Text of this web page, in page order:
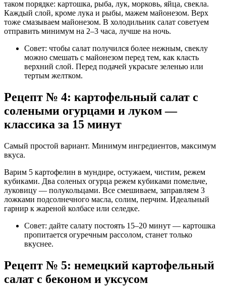
таком порядке: картошка, рыба, лук, морковь, яйца, свекла.
Каждый слой, кроме лука и рыбы, мажем майонезом. Верх
тоже смазываем майонезом. В холодильник салат советуем
отправить минимум на 2–3 часа, лучше на ночь.
Совет: чтобы салат получился более нежным, свеклу
можно смешать с майонезом перед тем, как класть
верхний слой. Перед подачей украсьте зеленью или
тертым желтком.
Рецепт № 4: картофельный салат с
солеными огурцами и луком —
классика за 15 минут
Самый простой вариант. Минимум ингредиентов, максимум
вкуса.
Варим 5 картофелин в мундире, остужаем, чистим, режем
кубиками. Два соленых огурца режем кубиками помельче,
луковицу — полукольцами. Все смешиваем, заправляем 3
ложками подсолнечного масла, солим, перчим. Идеальный
гарнир к жареной колбасе или селедке.
Совет: дайте салату постоять 15–20 минут — картошка
пропитается огуречным рассолом, станет только
вкуснее.
Рецепт № 5: немецкий картофельный
салат с беконом и уксусом